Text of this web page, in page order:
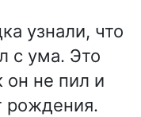
узнали, что
с ума. Это
он не пил и
рождения.